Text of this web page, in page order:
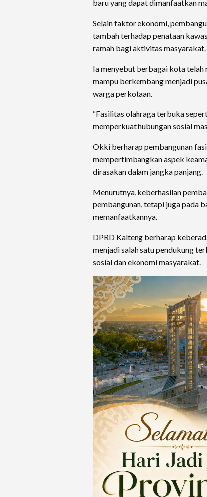
baru yang dapat dimanfaatkan
Selain faktor ekonomi,
tambah terhadap penataan
ramah bagi aktivitas masyarakat.
Ia menyebut berbagai kota telah
mampu berkembang menjadi
warga perkotaan.
“Fasilitas olahraga terbuka
memperkuat hubungan sosial
Okki berharap pembangunan
mempertimbangkan aspek
dirasakan dalam jangka panjang.
Menurutnya, keberhasilan
pembangunan, tetapi juga pada
memanfaatkannya.
DPRD Kalteng berharap
menjadi salah satu pendukung
sosial dan ekonomi masyarakat.